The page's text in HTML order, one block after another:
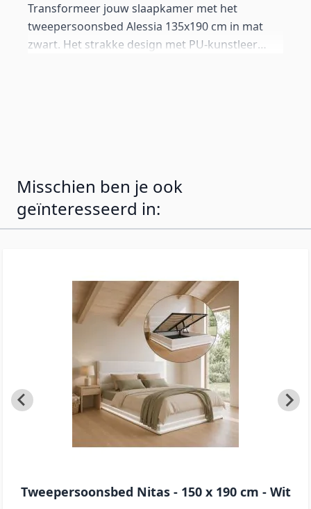
Transformeer jouw slaapkamer met het
tweepersoonsbed Alessia 135x190 cm in mat
zwart. Het strakke design met PU-kunstleer
Misschien ben je ook
geïnteresseerd in:
Tweepersoonsbed Nitas - 150 x 190 cm - Wit